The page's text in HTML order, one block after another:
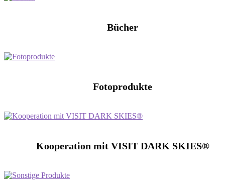
Bücher
Fotoprodukte
Kooperation mit VISIT DARK SKIES®